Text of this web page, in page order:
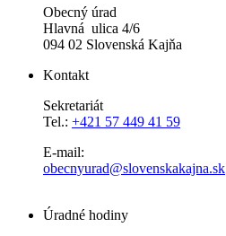
Obecný úrad
Hlavná ulica 4/6
094 02 Slovenská Kajňa
Kontakt
Sekretariát
Tel.: +421 57 449 41 59
E-mail:
obecnyurad@slovenskakajna.sk
Úradné hodiny